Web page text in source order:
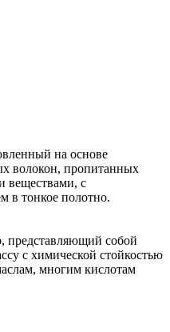
на основе
волокон, пропитанных
веществами, с
в тонкое полотно.
представляющий собой
с химической стойкостью
многим кислотам